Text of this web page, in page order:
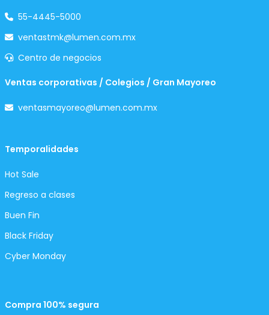
55-4445-5000
ventastmk@lumen.com.mx
Centro de negocios
Ventas corporativas / Colegios / Gran Mayoreo
ventasmayoreo@lumen.com.mx
Temporalidades
Hot Sale
Regreso a clases
Buen Fin
Black Friday
Cyber Monday
Compra 100% segura